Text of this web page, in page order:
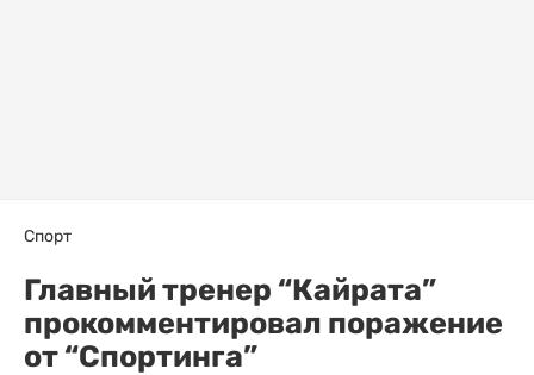
Спорт
Главный тренер “Кайрата”
прокомментировал поражение
от “Спортинга”